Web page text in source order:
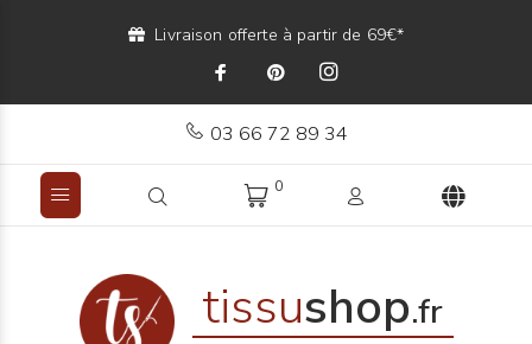
Livraison offerte à partir de 69€*
03 66 72 89 34
0
tissushop.fr